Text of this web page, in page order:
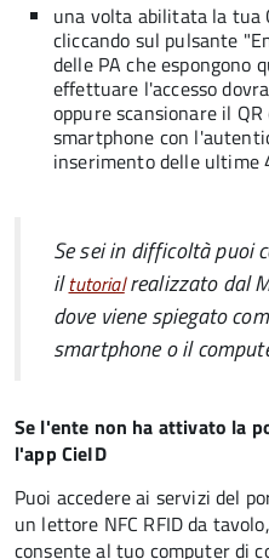
una volta abilitata la tua
cliccando sul pulsante
delle PA che espongono
effettuare l'accesso
oppure scansionare il
smartphone con
inserimento delle ultime
Se sei in difficoltà puoi
iltutorialrealizzato dal
dove viene spiegato
smartphone o il
Se l'ente non ha attivato la
l'app CieID
Puoi accedere ai servizi del
un lettore NFC RFID da
consente al tuo computer di